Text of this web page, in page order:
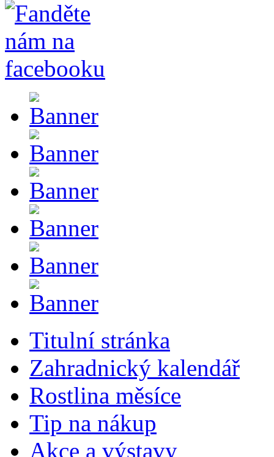
Titulní stránka
Zahradnický kalendář
Rostlina měsíce
Tip na nákup
Akce a výstavy